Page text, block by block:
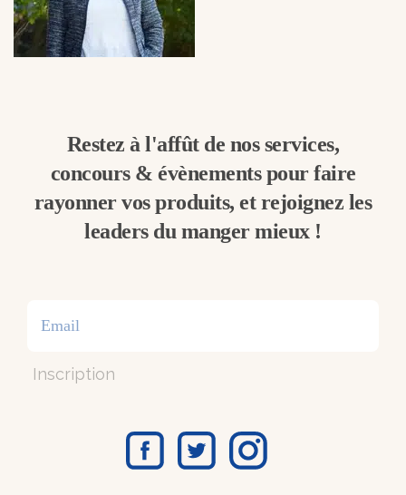
Restez à l'affût de nos services,
concours & évènements pour faire
rayonner vos produits, et rejoignez les
leaders du manger mieux !
Inscription